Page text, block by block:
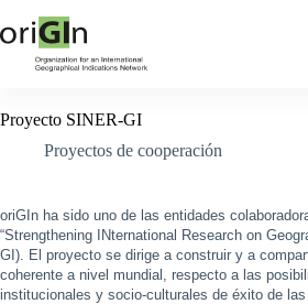
Proyecto SINER-GI
Proyectos de cooperación
oriGIn ha sido uno de las entidades
“Strengthening INternational Research on
GI). El proyecto se dirige a construir y a
coherente a nivel mundial, respecto a las
institucionales y socio-culturales de éxito de